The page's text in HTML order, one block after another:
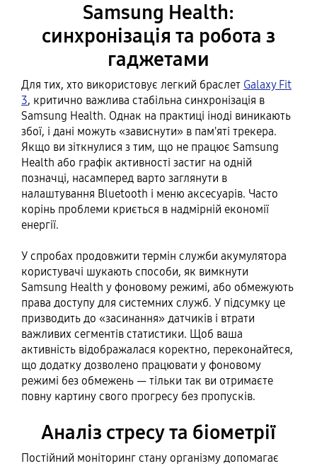
Samsung Health:
синхронізація та робота з
гаджетами
Для тих, хто використовує легкий браслет Galaxy Fit
3, критично важлива стабільна синхронізація в
Samsung Health. Однак на практиці іноді виникають
збої, і дані можуть «зависнути» в пам'яті трекера.
Якщо ви зіткнулися з тим, що не працює Samsung
Health або графік активності застиг на одній
позначці, насамперед варто заглянути в
налаштування Bluetooth і меню аксесуарів. Часто
корінь проблеми криється в надмірній економії
енергії.
У спробах продовжити термін служби акумулятора
користувачі шукають способи, як вимкнути
Samsung Health у фоновому режимі, або обмежують
права доступу для системних служб. У підсумку це
призводить до «засинання» датчиків і втрати
важливих сегментів статистики. Щоб ваша
активність відображалася коректно, переконайтеся,
що додатку дозволено працювати у фоновому
режимі без обмежень — тільки так ви отримаєте
повну картину свого прогресу без пропусків.
Аналіз стресу та біометрії
Постійний моніторинг стану організму допомагає